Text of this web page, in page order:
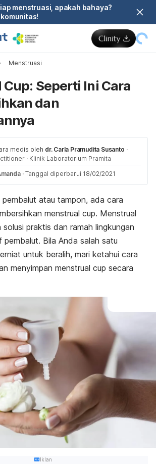
menstruasi, apakah bahaya?
Menstruasi
Seperti Ini Cara
dan
medis oleh dr. Carla Pramudita Susanto ·
· Klinik Laboratorium Pramita
· Tanggal diperbarui 18/02/2021
atau tampon, ada cara
menstrual cup. Menstrual
praktis dan ramah lingkungan
pembalut. Bila Anda salah satu
untuk beralih, mari ketahui cara
menyimpan menstrual cup secara
Iklan